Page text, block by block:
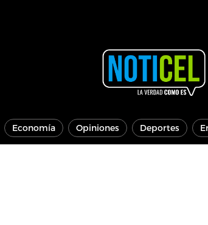
Economía Opiniones Deportes